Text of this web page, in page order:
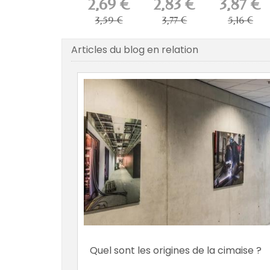
2,69 €
3,59 €
pour...
2,83 €
3,77 €
-...
3,87 €
5,16 €
Articles du blog en relation
Quel sont les origines de la cimaise ?